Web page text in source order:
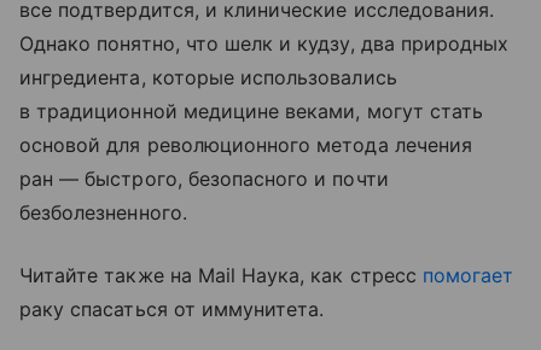
все подтвердится, и клинические исследования.
Однако понятно, что шелк и кудзу, два природных
ингредиента, которые использовались
в традиционной медицине веками, могут стать
основой для революционного метода лечения
ран — быстрого, безопасного и почти
безболезненного.
Читайте также на Mail Наука, как стресс помогает
раку спасаться от иммунитета.